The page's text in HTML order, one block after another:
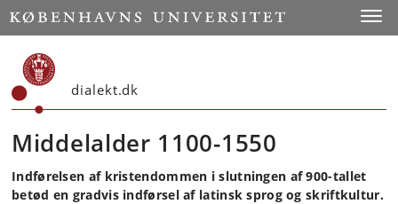
Start
dialekt.dk
Middelalder 1100-1550
Indførelsen af kristendommen i slutningen af 900-tallet
betød en gradvis indførsel af latinsk sprog og skriftkultur.